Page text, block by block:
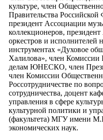
культуре, член
Правительства Российской
президент Ассоциации
коллекционеров,
оркестров и исполнителей
инструментах «Духовое
Халилова», член Комиссии
делам ЮНЕСКО, член
член Комиссии
Россотрудничестве по
сотрудничества, доцент
управления в сфере
культурной политики и
(факультета) МГУ имени
экономических наук.